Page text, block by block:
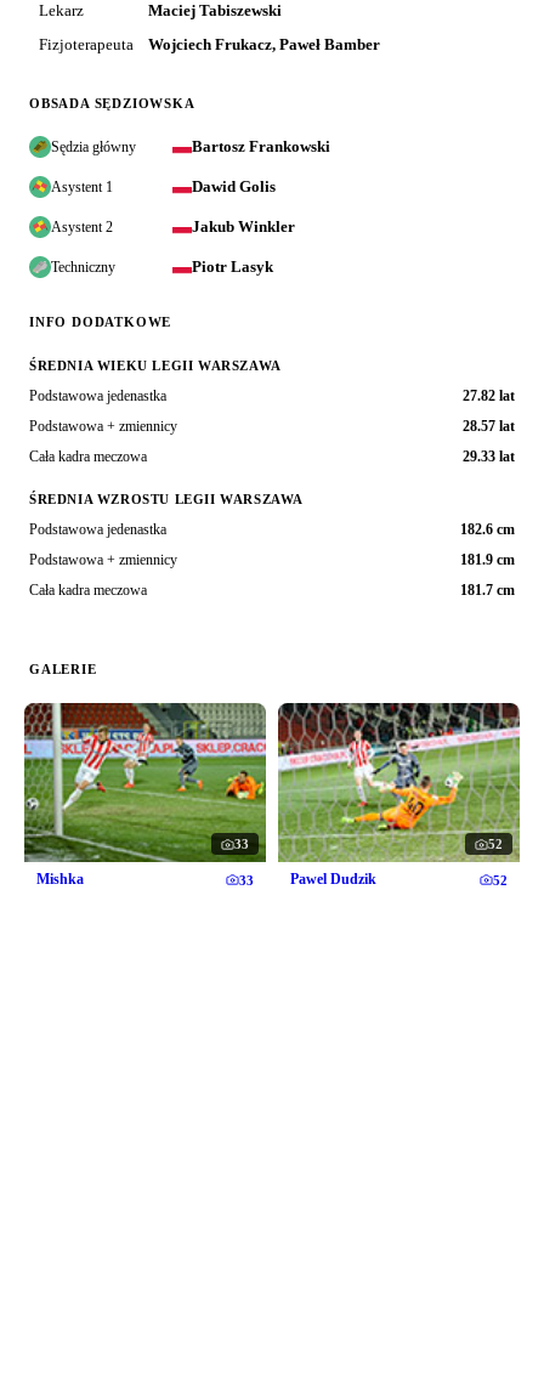
Lekarz
Maciej Tabiszewski
Fizjoterapeuta
Wojciech Frukacz, Paweł Bamber
OBSADA SĘDZIOWSKA
Sędzia główny Bartosz Frankowski
Asystent 1 Dawid Golis
Asystent 2 Jakub Winkler
Techniczny Piotr Lasyk
INFO DODATKOWE
ŚREDNIA WIEKU LEGII WARSZAWA
Podstawowa jedenastka
27.82 lat
Podstawowa + zmiennicy
28.57 lat
Cała kadra meczowa
29.33 lat
ŚREDNIA WZROSTU LEGII WARSZAWA
Podstawowa jedenastka
182.6 cm
Podstawowa + zmiennicy
181.9 cm
Cała kadra meczowa
181.7 cm
GALERIE
33
Mishka 33
52
Pawel Dudzik 52